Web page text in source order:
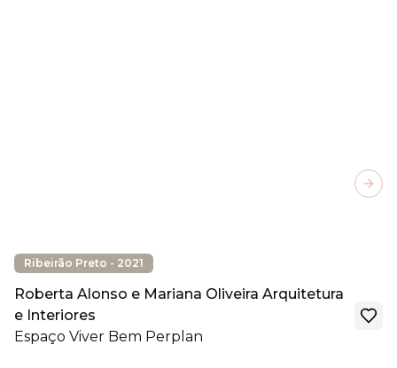
Ribeirão Preto - 2021
Roberta Alonso e Mariana Oliveira Arquitetura
e Interiores
Espaço Viver Bem Perplan